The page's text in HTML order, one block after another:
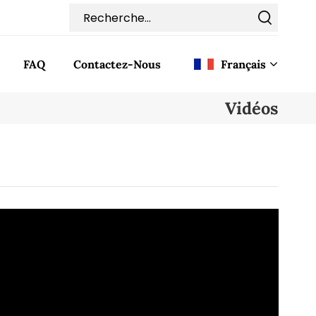
FAQ Contactez-Nous Français
Vidéos